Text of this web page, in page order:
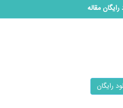
رایگان مقاله